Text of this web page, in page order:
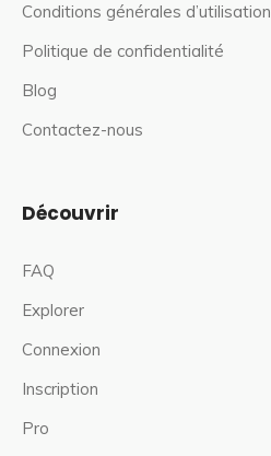
Conditions générales d’utilisation
Politique de confidentialité
Blog
Contactez-nous
Découvrir
FAQ
Explorer
Connexion
Inscription
Pro